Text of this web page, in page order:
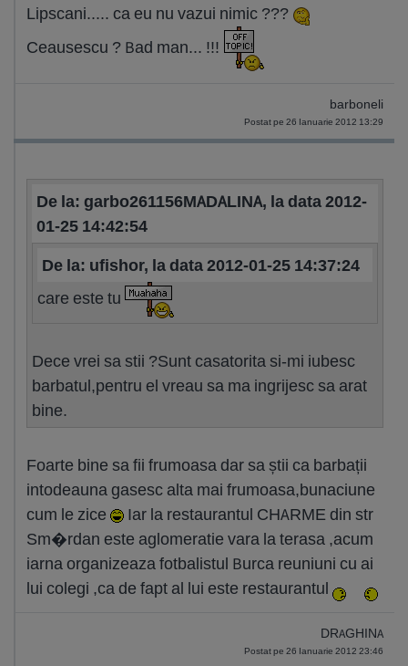
Lipscani..... ca eu nu vazui nimic ???
Ceausescu ? Bad man... !!!
barboneli
Postat pe 26 Ianuarie 2012 13:29
De la: garbo261156MADALINA, la data 2012-
01-25 14:42:54
De la: ufishor, la data 2012-01-25 14:37:24
care este tu
Dece vrei sa stii ?Sunt casatorita si-mi iubesc
barbatul,pentru el vreau sa ma ingrijesc sa arat
bine.
Foarte bine sa fii frumoasa dar sa știi ca barbații
intodeauna gasesc alta mai frumoasa,bunaciune
cum le zice
Iar la restaurantul CHARME din str
Sm�rdan este aglomeratie vara la terasa ,acum
iarna organizeaza fotbalistul Burca reuniuni cu ai
lui colegi ,ca de fapt al lui este restaurantul
DRAGHINA
Postat pe 26 Ianuarie 2012 23:46